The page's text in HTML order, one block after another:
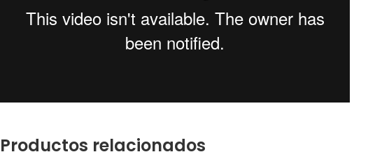
Productos relacionados